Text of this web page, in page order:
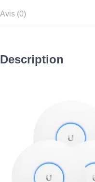
Avis (0)
Description